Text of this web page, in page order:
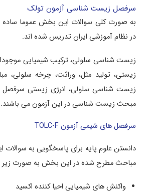
سرفصل زیست شناسی آزمون تولک
به صورت کلی سوالات این بخش عموما ساده
در نظام آموزشی ایران تدریس شده اند.
زیست شناسی سلولی، ترکیب شیمیایی
زیستی، تولید مثل، وراثت، چرخه سلولی،
زیست شناسی سلولی، انرژی زیستی سرفصل
مبحث زیست شناسی در این آزمون می باشند.
سرفصل های شیمی آزمون TOLC-F
دانستن علوم پایه برای پاسخگویی به
مباحث مطرح شده در این بخش به صورت زیر
واکنش های شیمیایی احیا کننده اکسید